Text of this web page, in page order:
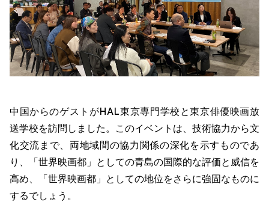
中国からのゲストがHAL東京専門学校と東京俳優映画放
送学校を訪問しました。このイベントは、技術協力から文
化交流まで、両地域間の協力関係の深化を示すものであ
り、「世界映画都」としての青島の国際的な評価と威信を
高め、「世界映画都」としての地位をさらに強固なものに
するでしょう。